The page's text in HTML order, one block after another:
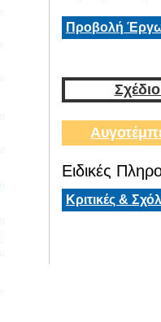
Προβολή
Ειδικές
Κριτικές &